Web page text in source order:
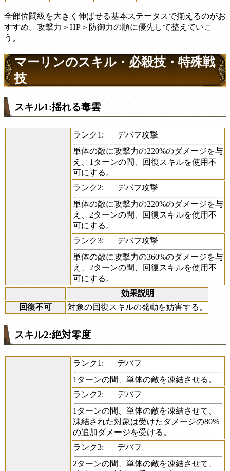
全部位闘級を大きく伸ばせる基本ステータスで揃えるのがお
すすめ。攻撃力＞HP＞防御力の順に優先して整えていこ
う。
マーリンのスキル・必殺技・特殊戦
技
スキル1:揺れる毒雲
ランク1:
デバフ攻撃
単体の敵に攻撃力の220%のダメージを与
え、1ターンの間、回復スキルを使用不
可にする。
ランク2:
デバフ攻撃
単体の敵に攻撃力の220%のダメージを与
え、2ターンの間、回復スキルを使用不
可にする。
ランク3:
デバフ攻撃
単体の敵に攻撃力の360%のダメージを与
え、2ターンの間、回復スキルを使用不
可にする。
効果説明
回復不可
対象の回復スキルの発動を妨害する。
スキル2:絶対零度
ランク1:
デバフ
1ターンの間、単体の敵を凍結させる。
ランク2:
デバフ
1ターンの間、単体の敵を凍結させて、
凍結された対象は受けたダメージの80%
の追加ダメージを受ける。
ランク3:
デバフ
2ターンの間、単体の敵を凍結させて、